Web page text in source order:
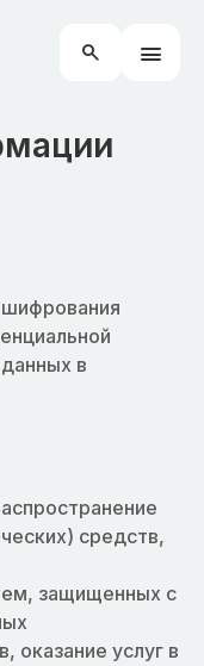
шифрования
в
средств,
защищенных с
оказание услуг в